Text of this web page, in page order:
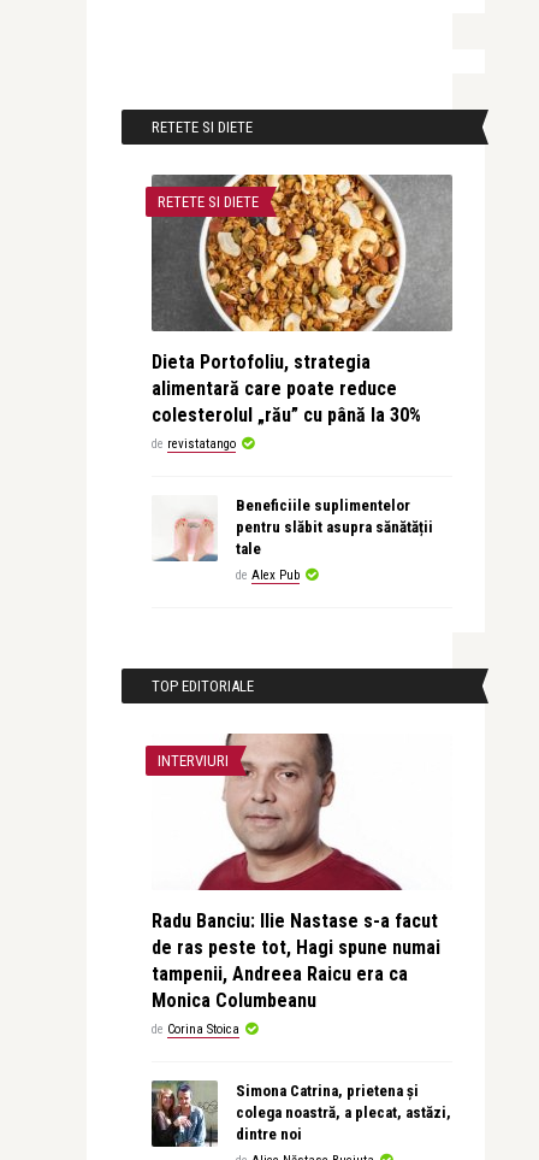
RETETE SI DIETE
RETETE SI DIETE
Dieta Portofoliu, strategia
alimentară care poate reduce
colesterolul „rău” cu până la 30%
de revistatango
Beneficiile suplimentelor
pentru slăbit asupra sănătății
tale
de Alex Pub
TOP EDITORIALE
INTERVIURI
Radu Banciu: Ilie Nastase s-a facut
de ras peste tot, Hagi spune numai
tampenii, Andreea Raicu era ca
Monica Columbeanu
de Corina Stoica
Simona Catrina, prietena și
colega noastră, a plecat, astăzi,
dintre noi